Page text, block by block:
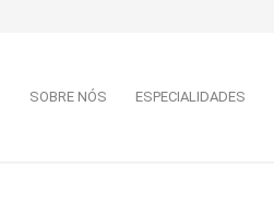
SOBRE NÓS ESPECIALIDADES